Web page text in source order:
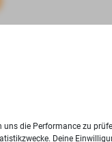
die Performance zu
Deine